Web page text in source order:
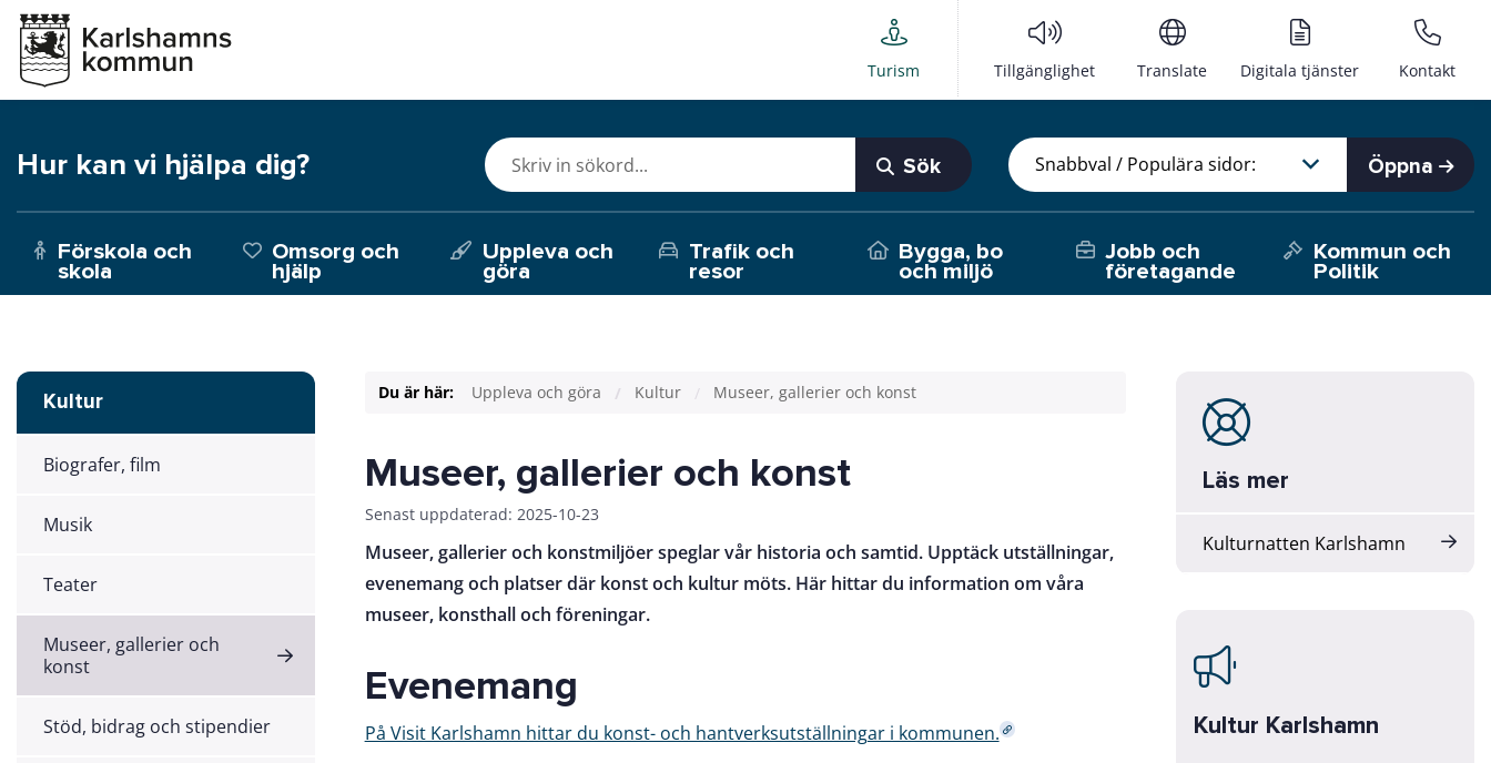
Turism Tillgänglighet Translate Digitala tjänster Kontakt
Hur kan vi hjälpa dig? Sök Öppna
Förskola och
skola
Omsorg och
hjälp
Uppleva och
göra
Trafik och
resor
Bygga, bo
och miljö
Jobb och
företagande
Kommun och
Politik
Kultur
Biografer, film
Musik
Teater
Museer, gallerier och
konst
Stöd, bidrag och stipendier
Du är här: Uppleva och göra Kultur Museer, gallerier och konst
Museer, gallerier och konst
Senast uppdaterad: 2025-10-23
Museer, gallerier och konstmiljöer speglar vår historia och samtid. Upptäck utställningar,
evenemang och platser där konst och kultur möts. Här hittar du information om våra
museer, konsthall och föreningar.
Evenemang
På Visit Karlshamn hittar du konst- och hantverksutställningar i kommunen.
Läs mer
Kulturnatten Karlshamn
Kultur Karlshamn